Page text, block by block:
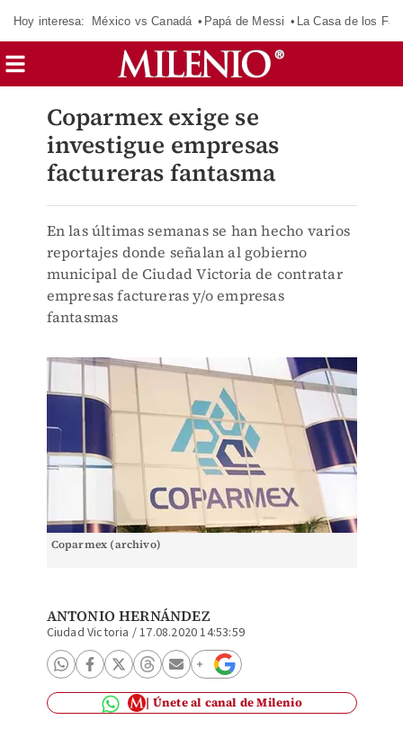
Hoy interesa: México vs Canadá Papá de Messi La Casa de los
Coparmex exige se
investigue empresas
factureras fantasma
En las últimas semanas se han hecho varios
reportajes donde señalan al gobierno
municipal de Ciudad Victoria de contratar
empresas factureras y/o empresas
fantasmas
Coparmex (archivo)
ANTONIO HERNÁNDEZ
Ciudad Victoria /17.08.2020 14:53:59
Únete al canal de Milenio